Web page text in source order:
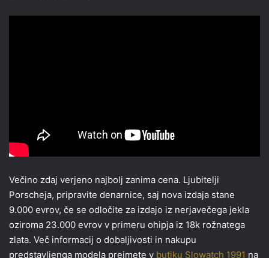
Večino zdaj verjeno najbolj zanima cena. Ljubitelji
Porscheja, pripravite denarnice, saj nova izdaja stane
9.000 evrov, če se odločite za izdajo iz nerjavečega jekla
oziroma 23.000 evrov v primeru ohipja iz 18k rožnatega
zlata. Več informacij o dobaljivosti in nakupu
predstavljenga modela prejmete v butiku Slowatch 1991 na